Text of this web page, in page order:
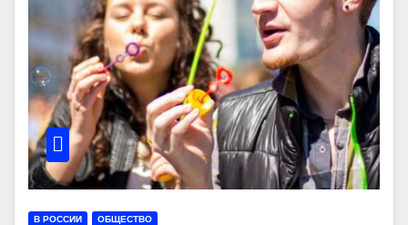
В РОССИИ ОБЩЕСТВО